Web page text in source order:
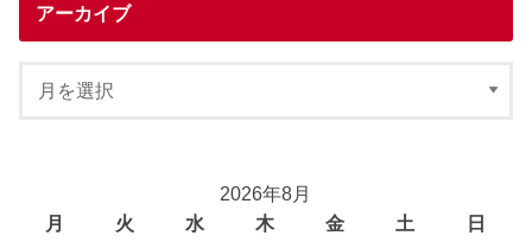
アーカイブ
2026年8月
月
火 水 木 金 土 日